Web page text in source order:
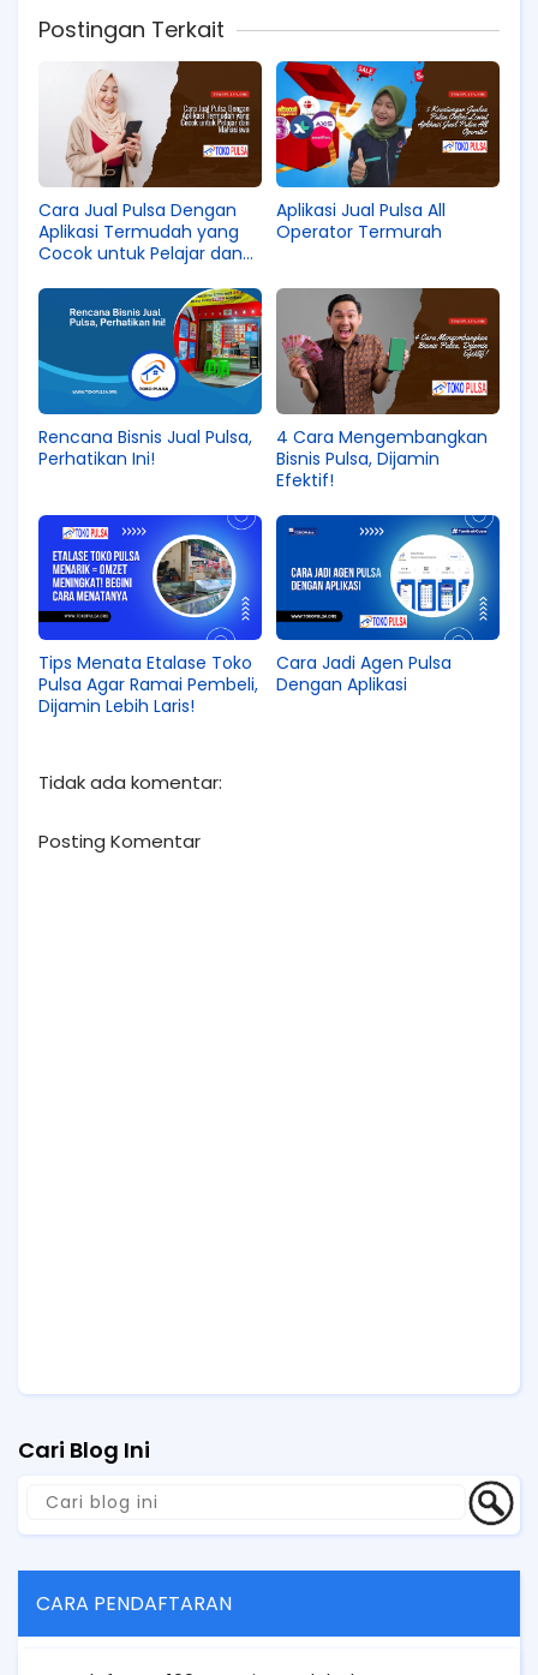
Postingan Terkait
Cara Jual Pulsa Dengan
Aplikasi Termudah yang
Cocok untuk Pelajar dan
Aplikasi Jual Pulsa All
Operator Termurah
Rencana Bisnis Jual Pulsa,
Perhatikan Ini!
4 Cara Mengembangkan
Bisnis Pulsa, Dijamin
Efektif!
Tips Menata Etalase Toko
Pulsa Agar Ramai Pembeli,
Dijamin Lebih Laris!
Cara Jadi Agen Pulsa
Dengan Aplikasi
Tidak ada komentar:
Posting Komentar
Cari Blog Ini
CARA PENDAFTARAN